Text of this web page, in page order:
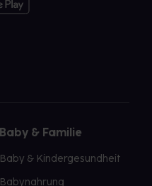
Baby & Familie
Baby & Kindergesundheit
Babynahrung